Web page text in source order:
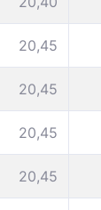
20,45
20,45
20,45
20,45